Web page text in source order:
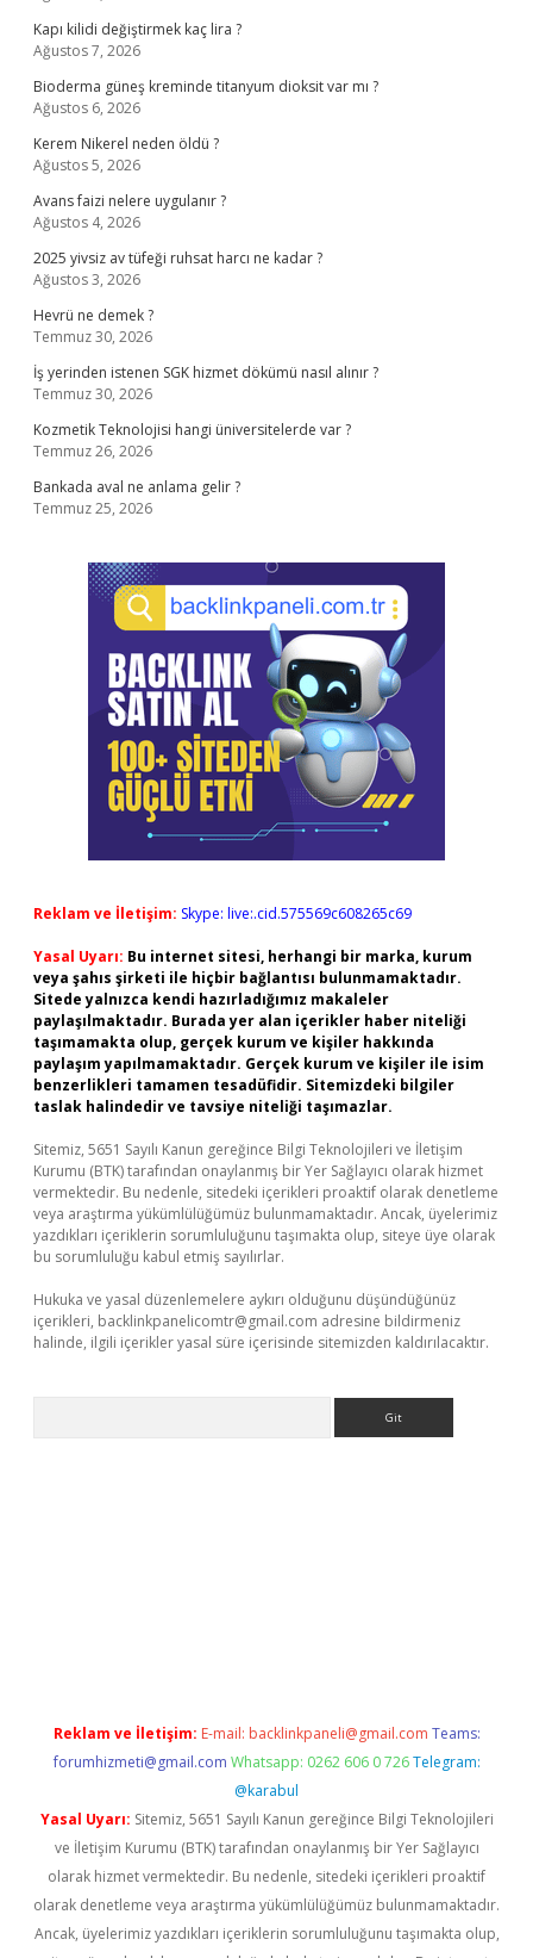
Kapı kilidi değiştirmek kaç lira ?
Ağustos 7, 2026
Bioderma güneş kreminde titanyum dioksit var mı ?
Ağustos 6, 2026
Kerem Nikerel neden öldü ?
Ağustos 5, 2026
Avans faizi nelere uygulanır ?
Ağustos 4, 2026
2025 yivsiz av tüfeği ruhsat harcı ne kadar ?
Ağustos 3, 2026
Hevrü ne demek ?
Temmuz 30, 2026
İş yerinden istenen SGK hizmet dökümü nasıl alınır ?
Temmuz 30, 2026
Kozmetik Teknolojisi hangi üniversitelerde var ?
Temmuz 26, 2026
Bankada aval ne anlama gelir ?
Temmuz 25, 2026
Reklam ve İletişim: Skype: live:.cid.575569c608265c69
Yasal Uyarı: Bu internet sitesi, herhangi bir marka, kurum
veya şahıs şirketi ile hiçbir bağlantısı bulunmamaktadır.
Sitede yalnızca kendi hazırladığımız makaleler
paylaşılmaktadır. Burada yer alan içerikler haber niteliği
taşımamakta olup, gerçek kurum ve kişiler hakkında
paylaşım yapılmamaktadır. Gerçek kurum ve kişiler ile isim
benzerlikleri tamamen tesadüfidir. Sitemizdeki bilgiler
taslak halindedir ve tavsiye niteliği taşımazlar.
Sitemiz, 5651 Sayılı Kanun gereğince Bilgi Teknolojileri ve İletişim
Kurumu (BTK) tarafından onaylanmış bir Yer Sağlayıcı olarak hizmet
vermektedir. Bu nedenle, sitedeki içerikleri proaktif olarak denetleme
veya araştırma yükümlülüğümüz bulunmamaktadır. Ancak, üyelerimiz
yazdıkları içeriklerin sorumluluğunu taşımakta olup, siteye üye olarak
bu sorumluluğu kabul etmiş sayılırlar.
Hukuka ve yasal düzenlemelere aykırı olduğunu düşündüğünüz
içerikleri, backlinkpanelicomtr@gmail.com adresine bildirmeniz
halinde, ilgili içerikler yasal süre içerisinde sitemizden kaldırılacaktır.
Reklam ve İletişim: E-mail: backlinkpaneli@gmail.com Teams:
forumhizmeti@gmail.com Whatsapp: 0262 606 0 726 Telegram:
@karabul
Yasal Uyarı: Sitemiz, 5651 Sayılı Kanun gereğince Bilgi Teknolojileri
ve İletişim Kurumu (BTK) tarafından onaylanmış bir Yer Sağlayıcı
olarak hizmet vermektedir. Bu nedenle, sitedeki içerikleri proaktif
olarak denetleme veya araştırma yükümlülüğümüz bulunmamaktadır.
Ancak, üyelerimiz yazdıkları içeriklerin sorumluluğunu taşımakta olup,